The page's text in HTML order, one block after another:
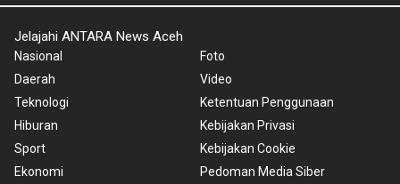
Jelajahi ANTARA News Aceh
Nasional
Daerah
Teknologi
Hiburan
Sport
Ekonomi
Foto
Video
Ketentuan Penggunaan
Kebijakan Privasi
Kebijakan Cookie
Pedoman Media Siber